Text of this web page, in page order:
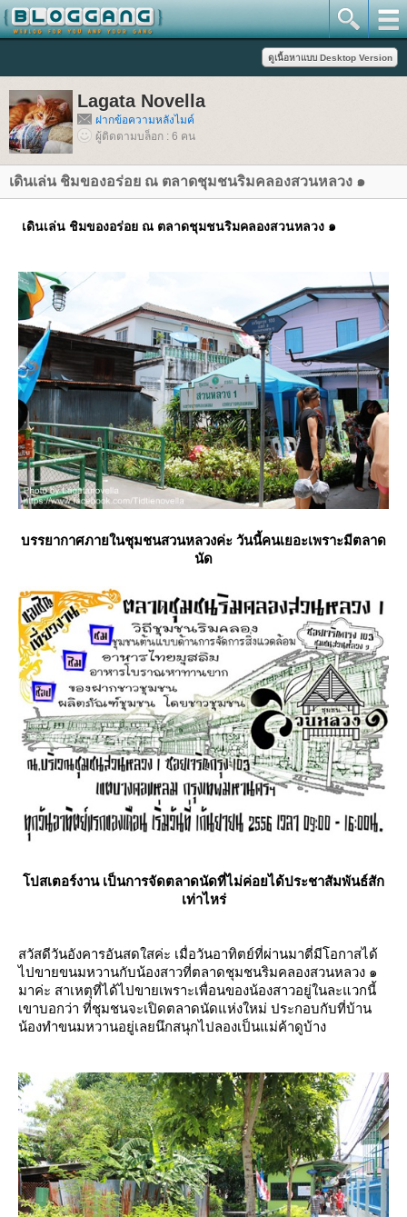
Lagata Novella
ฝากข้อความหลังไมค์
ผู้ติดตามบล็อก : 6 คน
เดินเล่น ชิมของอร่อย ณ ตลาดชุมชนริมคลองสวนหลวง ๑
เดินเล่น ชิมของอร่อย ณ ตลาดชุมชนริมคลองสวนหลวง ๑
บรรยากาศภายในชุมชนสวนหลวงค่ะ วันนี้คนเยอะเพราะมีตลาด
นัด
ปสเตอร์งาน เป็นการจัดตลาดนัดที่ไม่ค่อยได้ประชาสัมพันธ์สัก
เท่าไหร่
สวัสดีวันอังคารอันสดใสค่ะ เมื่อวันอาทิตย์ที่ผ่านมาตี่มีโอกาสได้
ไปขายขนมหวานกับน้องสาวที่ตลาดชุมชนริมคลองสวนหลวง ๑
มาค่ะ สาเหตุที่ได้ไปขายเพราะเพื่อนของน้องสาวอยู่ในละแวกนี้
เขาบอกว่า ที่ชุมชนจะเปิดตลาดนัดแห่งใหม่ ประกอบกับที่บ้าน
น้องทำขนมหวานอยู่เลยนึกสนุกไปลองเป็นแม่ค้าดูบ้าง